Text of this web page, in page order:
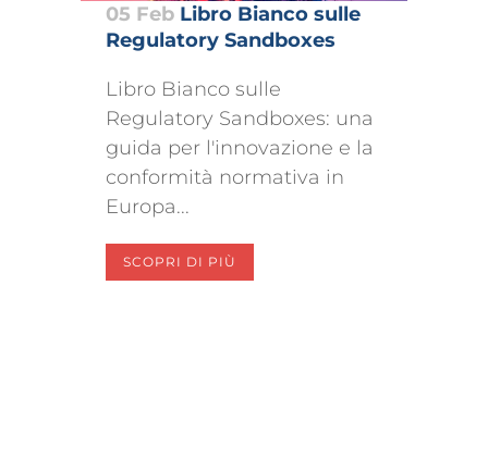
05 Feb Libro Bianco sulle
Regulatory Sandboxes
Libro Bianco sulle
Regulatory Sandboxes: una
guida per l'innovazione e la
conformità normativa in
Europa...
SCOPRI DI PIÙ